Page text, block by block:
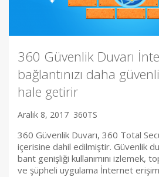
360 Güvenlik Duvarı
bağlantınızı daha
hale getirir
Aralık 8, 2017 360TS
360 Güvenlik Duvarı, 360 Total
içerisine dahil edilmiştir. Güvenlik
bant genişliği kullanımını izlemek,
ve şüpheli uygulama İnternet